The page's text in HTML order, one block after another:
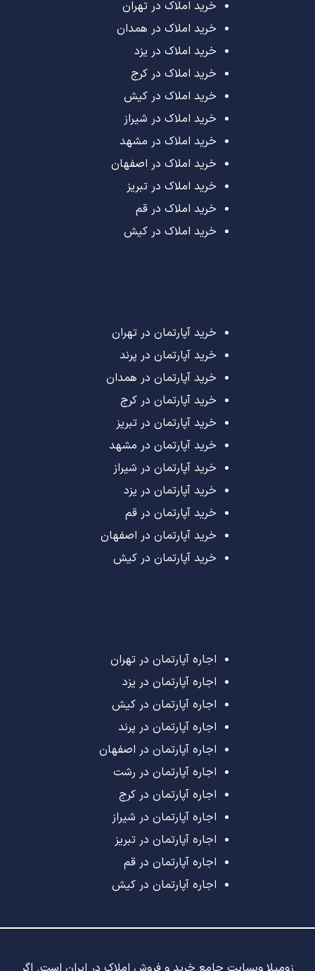
خرید املاک در تهران
خرید املاک در همدان
خرید املاک در یزد
خرید املاک در کرج
خرید املاک در کیش
خرید املاک در شیراز
خرید املاک در مشهد
خرید املاک در اصفهان
خرید املاک در تبریز
خرید املاک در قم
خرید املاک در کیش
خرید آپارتمان در تهران
خرید آپارتمان در پرند
خرید آپارتمان در همدان
خرید آپارتمان در کرج
خرید آپارتمان در تبریز
خرید آپارتمان در مشهد
خرید آپارتمان در شیراز
خرید آپارتمان در یزد
خرید آپارتمان در قم
خرید آپارتمان در اصفهان
خرید آپارتمان در کیش
اجاره آپارتمان در تهران
اجاره آپارتمان در یزد
اجاره آپارتمان در کیش
اجاره آپارتمان در پرند
اجاره آپارتمان در اصفهان
اجاره آپارتمان در رشت
اجاره آپارتمان در کرج
اجاره آپارتمان در شیراز
اجاره آپارتمان در تبریز
اجاره آپارتمان در قم
اجاره آپارتمان در کیش